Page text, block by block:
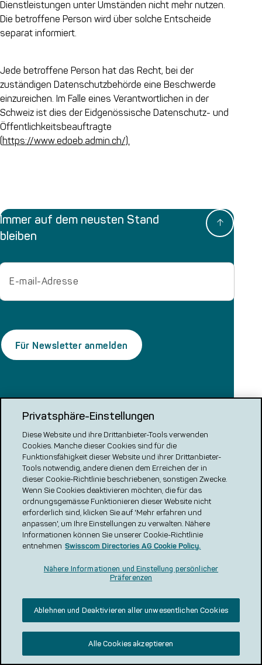
Dienstleistungen unter Umständen nicht mehr nutzen.
Die betroffene Person wird über solche Entscheide
separat informiert.
Jede betroffene Person hat das Recht, bei der
zuständigen Datenschutzbehörde eine Beschwerde
einzureichen. Im Falle eines Verantwortlichen in der
Schweiz ist dies der Eidgenössische Datenschutz- und
Öffentlichkeitsbeauftragte
(https://www.edoeb.admin.ch/).
Immer auf dem neusten Stand
bleiben
Email
Unternehmen
Karriere
Medien und News
Unsere Plattformen
local.ch
search.ch
VERGLEICH CH
renovero
Localcities
Privatsphäre-Einstellungen
Diese Website und ihre Drittanbieter-Tools verwenden
Cookies. Manche dieser Cookies sind für die
Funktionsfähigkeit dieser Website und ihrer Drittanbieter-
Tools notwendig, andere dienen dem Erreichen der in
dieser Cookie-Richtlinie beschriebenen, sonstigen Zwecke.
Wenn Sie Cookies deaktivieren möchten, die für das
ordnungsgemässe Funktionieren dieser Website nicht
erforderlich sind, klicken Sie auf 'Mehr erfahren und
anpassen', um Ihre Einstellungen zu verwalten. Nähere
Informationen können Sie unserer Cookie-Richtlinie
entnehmen Swisscom Directories AG Cookie Policy.
Nähere Informationen und Einstellung persönlicher
Präferenzen
Ablehnen und Deaktivieren aller unwesentlichen Cookies
Alle Cookies akzeptieren